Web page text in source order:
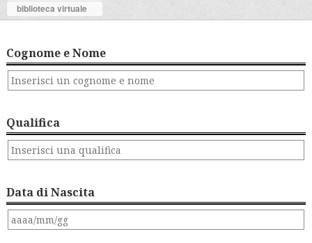
biblioteca virtuale
Cognome e Nome
Qualifica
Data di Nascita